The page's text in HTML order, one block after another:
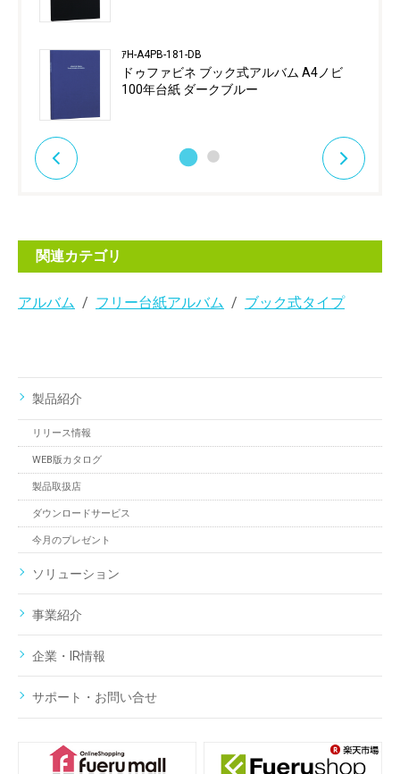
ｱH-A4PB-181-DB
ドゥファビネ ブック式アルバム A4ノビ
100年台紙 ダークブルー
関連カテゴリ
アルバム フリー台紙アルバム ブック式タイプ
製品紹介
リリース情報
WEB版カタログ
製品取扱店
ダウンロードサービス
今月のプレゼント
ソリューション
事業紹介
企業・IR情報
サポート・お問い合せ